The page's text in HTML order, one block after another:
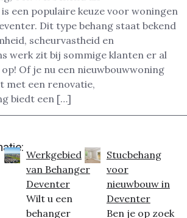
is een populaire keuze voor woningen
Dit type behang staat bekend
scheurvastheid en
werk zit bij sommige klanten er al
Of je nu een nieuwbouwwoning
met een renovatie,
biedt een […]
Werkgebied
van Behanger
Deventer
Wilt u een
behanger
Stucbehang
voor
nieuwbouw in
Deventer
Ben je op zoek